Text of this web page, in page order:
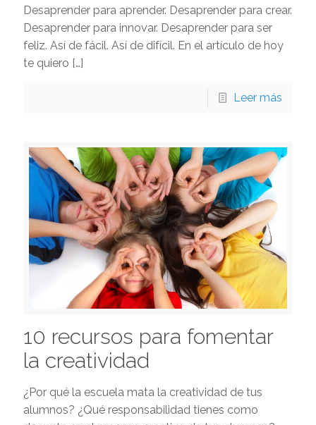
Desaprender para aprender. Desaprender para crear.
Desaprender para innovar. Desaprender para ser
feliz. Así de fácil. Así de difícil. En el artículo de hoy
te quiero […]
Leer más
10 recursos para fomentar
la creatividad
¿Por qué la escuela mata la creatividad de tus
alumnos? ¿Qué responsabilidad tienes como